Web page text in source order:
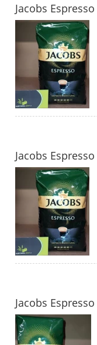
Jacobs
Jacobs
Jacobs